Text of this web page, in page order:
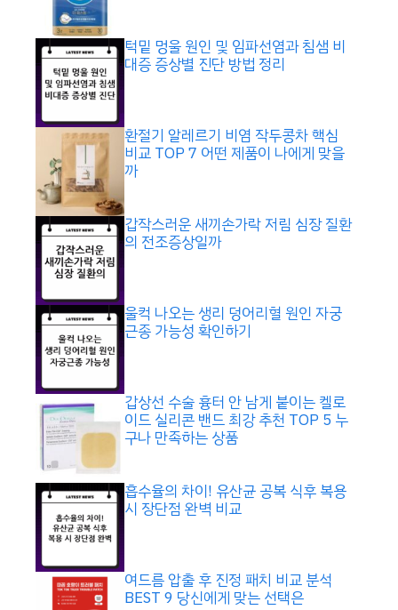
턱밑 멍울 원인 및 임파선염과 침샘 비
대증 증상별 진단 방법 정리
환절기 알레르기 비염 작두콩차 핵심
비교 TOP 7 어떤 제품이 나에게 맞을
까
갑작스러운 새끼손가락 저림 심장 질환
의 전조증상일까
울컥 나오는 생리 덩어리혈 원인 자궁
근종 가능성 확인하기
갑상선 수술 흉터 안 남게 붙이는 켈로
이드 실리콘 밴드 최강 추천 TOP 5 누
구나 만족하는 상품
흡수율의 차이! 유산균 공복 식후 복용
시 장단점 완벽 비교
여드름 압출 후 진정 패치 비교 분석
BEST 9 당신에게 맞는 선택은